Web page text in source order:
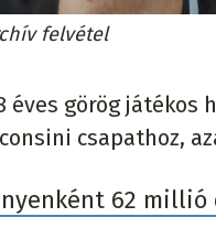
felvétel
éves görög
csapathoz,
62 millió